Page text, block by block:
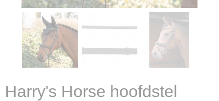
Harry's Horse hoofdstel